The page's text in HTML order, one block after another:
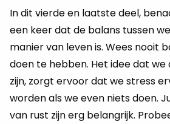
In dit vierde en laatste deel,
een keer dat de balans tussen
manier van leven is. Wees nooit
doen te hebben. Het idee dat
zijn, zorgt ervoor dat we stress
worden als we even niets doen.
van rust zijn erg belangrijk.